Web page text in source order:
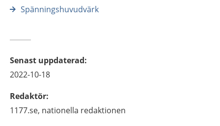
Spänningshuvudvärk
Senast uppdaterad:
2022-10-18
Redaktör:
1177.se, nationella redaktionen